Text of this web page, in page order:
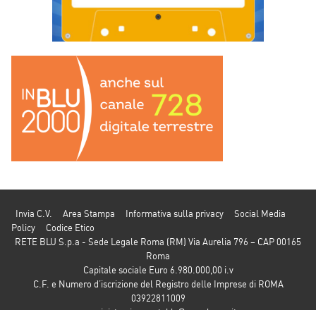
Invia C.V. Area Stampa Informativa sulla privacy
Social Media
Policy
Codice Etico
RETE BLU S.p.a - Sede Legale Roma (RM) Via Aurelia 796 – CAP 00165
Roma
Capitale sociale Euro 6.980.000,00 i.v
C.F. e Numero d’iscrizione del Registro delle Imprese di ROMA
03922811009